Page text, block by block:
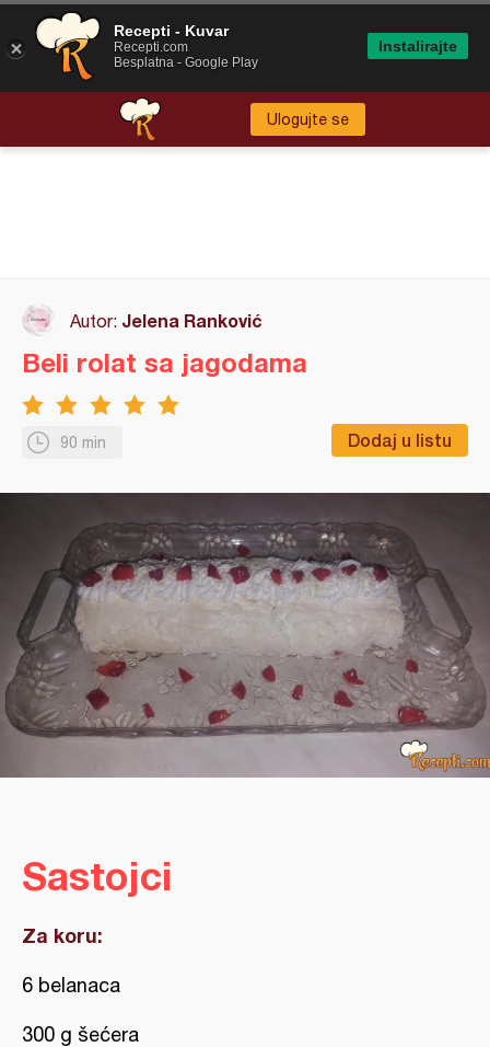
Ulogujte se
Autor: Jelena Ranković
90 min Dodaj u listu
Beli rolat sa jagodama
Sastojci
Za koru:
6 belanaca
300 g šećera
Recepti - Kuvar
Recepti.com
Besplatna - Google Play
Instalirajte